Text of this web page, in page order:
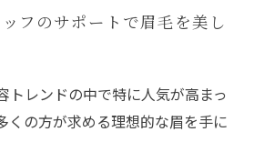
フのサポートで眉毛を美し
トレンドの中で特に人気が高まっ
くの方が求める理想的な眉を手に